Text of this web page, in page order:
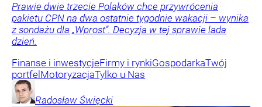
Prawie dwie trzecie Polaków chce przywrócenia
pakietu CPN na dwa ostatnie tygodnie wakacji – wynika
z sondażu dla „Wprost”. Decyzja w tej sprawie lada
dzień.
Finanse i inwestycjeFirmy i rynkiGospodarkaTwój
portfel MotoryzacjaTylko u Nas
Radosław Święcki